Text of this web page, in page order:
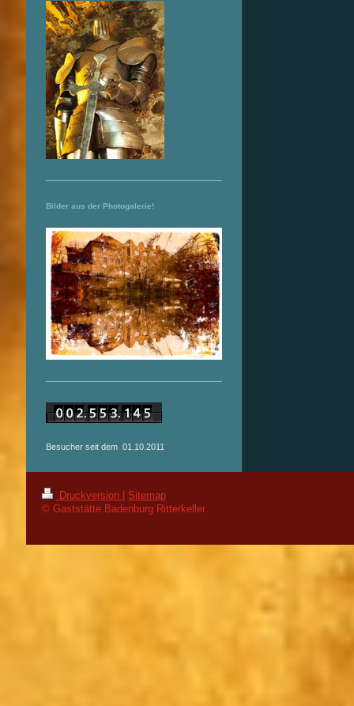
Bilder aus der Photogalerie!
Besucher seit dem 01.10.2011
Druckversion
Sitemap
© Gaststätte Badenburg Ritterkeller